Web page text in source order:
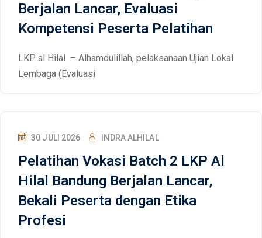
Berjalan Lancar, Evaluasi
Kompetensi Peserta Pelatihan
LKP al Hilal – Alhamdulillah, pelaksanaan Ujian Lokal
Lembaga (Evaluasi
30 JULI 2026 INDRA ALHILAL
Pelatihan Vokasi Batch 2 LKP Al
Hilal Bandung Berjalan Lancar,
Bekali Peserta dengan Etika
Profesi